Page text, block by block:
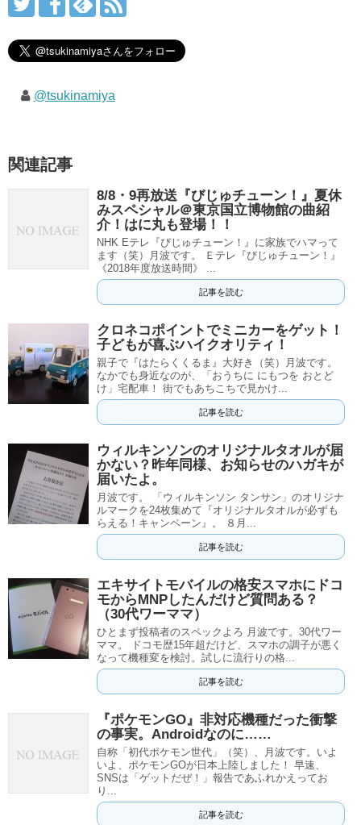
@tsukinamiya
関連記事
8/8・9再放送『びじゅチューン！』夏休
みスペシャル＠東京国立博物館の曲紹
介！はに丸も登場！！
NHK Eテレ『びじゅチューン！』に家族でハマって
ます（笑）月波です。 Ｅテレ『びじゅチューン！』
《2018年度放送時間》 ...
記事を読む
クロネコポイントでミニカーをゲット！
子どもが喜ぶハイクオリティ！
親子で『はたらくくるま』大好き（笑）月波です。
なかでも身近なのが、「おうちに にもつを おとど
け」宅配車！ 街でもあちこちで見かけ...
記事を読む
ウィルキンソンのオリジナルタオルが届
かない？昨年同様、お知らせのハガキが
届いたよ。
月波です。 「ウィルキンソン タンサン」のオリジナ
ルマークを24枚集めて『オリジナルタオルが必ずも
らえる！キャンペーン』。 ８月...
記事を読む
エキサイトモバイルの格安スマホにドコ
モからMNPしたんだけど質問ある？
（30代ワーママ）
ひとまず投稿者のスペックよろ 月波です。30代ワー
ママ。 ドコモ歴15年超だけど、スマホの調子が悪く
なって機種変を検討。試しに流行りの格...
記事を読む
『ポケモンGO』非対応機種だった衝撃
の事実。Androidなのに……
自称「初代ポケモン世代」（笑）、月波です。いよ
いよ、ポケモンGOが日本上陸しました！ 早速、
SNSは「ゲットだぜ！」報告であふれかえってお
り...
記事を読む